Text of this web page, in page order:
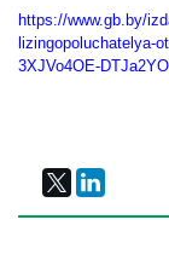
https://www.gb.by/
lizingopoluchatelya-
3XJVo4OE-